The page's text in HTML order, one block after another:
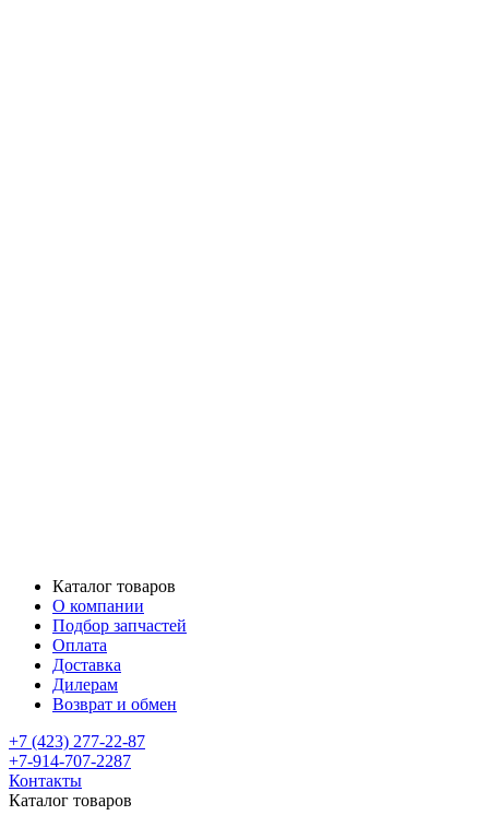
Каталог товаров
О компании
Подбор запчастей
Оплата
Доставка
Дилерам
Возврат и обмен
+7 (423) 277-22-87
+7-914-707-2287
Контакты
Каталог товаров